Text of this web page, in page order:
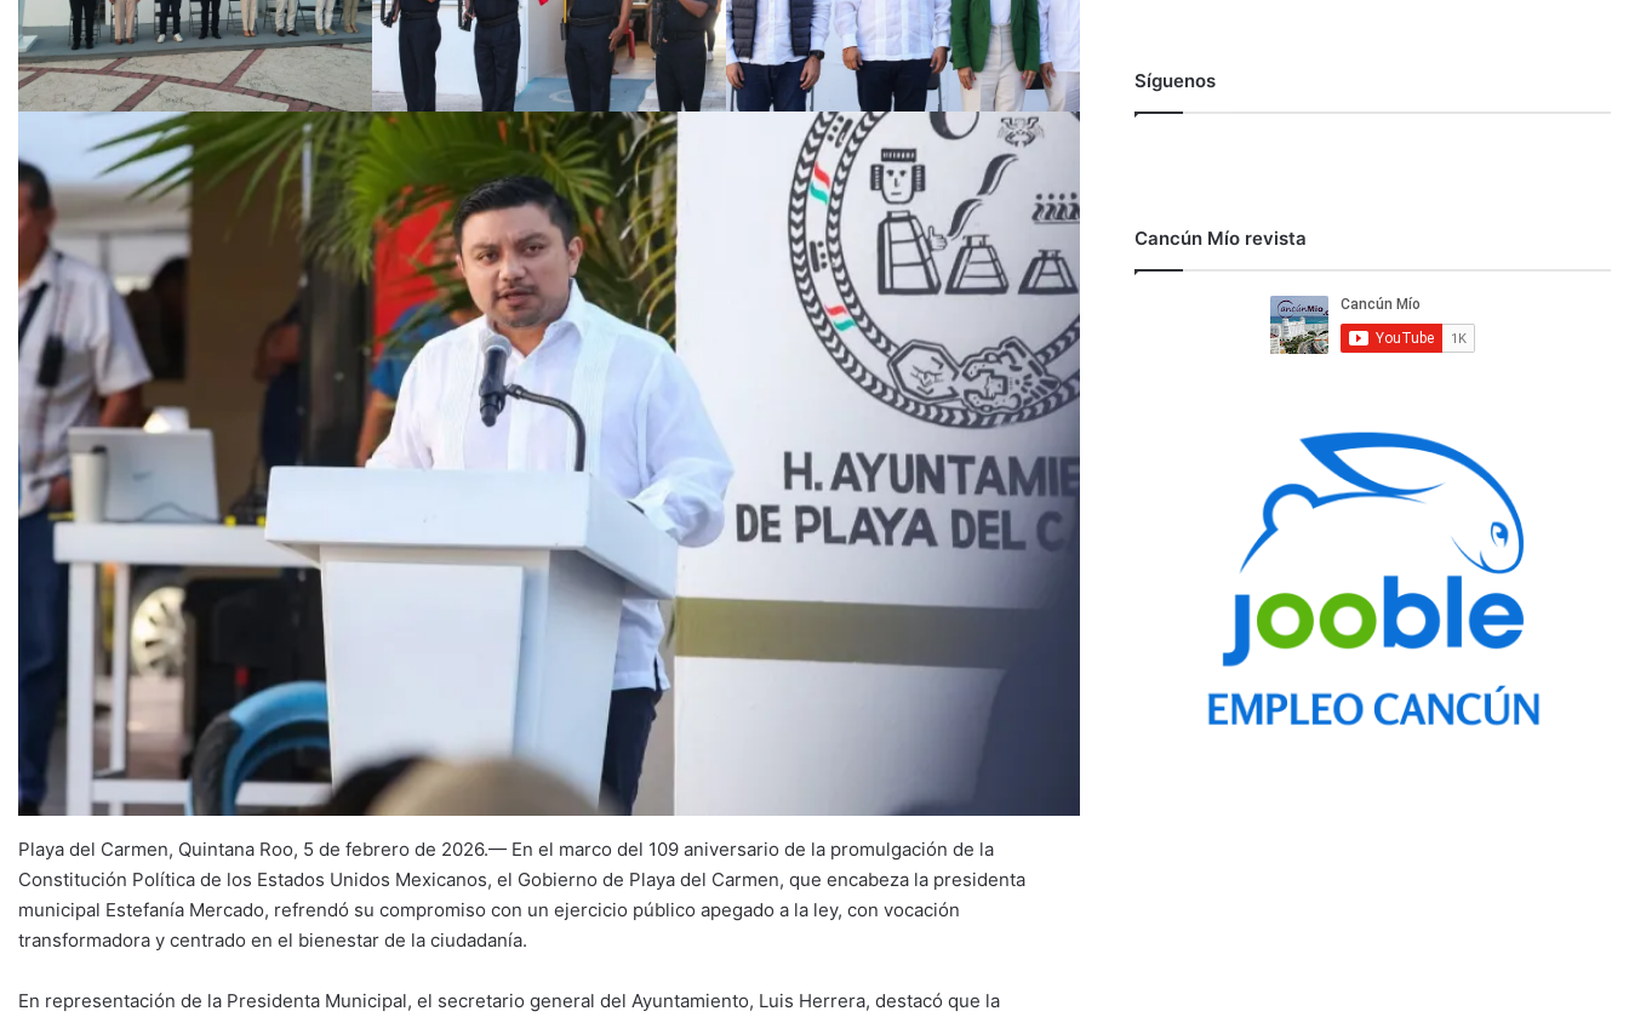
Playa del Carmen, Quintana Roo, 5 de febrero de 2026.— En el marco del 109 aniversario de la promulgación de la
Constitución Política de los Estados Unidos Mexicanos, el Gobierno de Playa del Carmen, que encabeza la presidenta
municipal Estefanía Mercado, refrendó su compromiso con un ejercicio público apegado a la ley, con vocación
transformadora y centrado en el bienestar de la ciudadanía.
En representación de la Presidenta Municipal, el secretario general del Ayuntamiento, Luis Herrera, destacó que la
Síguenos
Cancún Mío revista